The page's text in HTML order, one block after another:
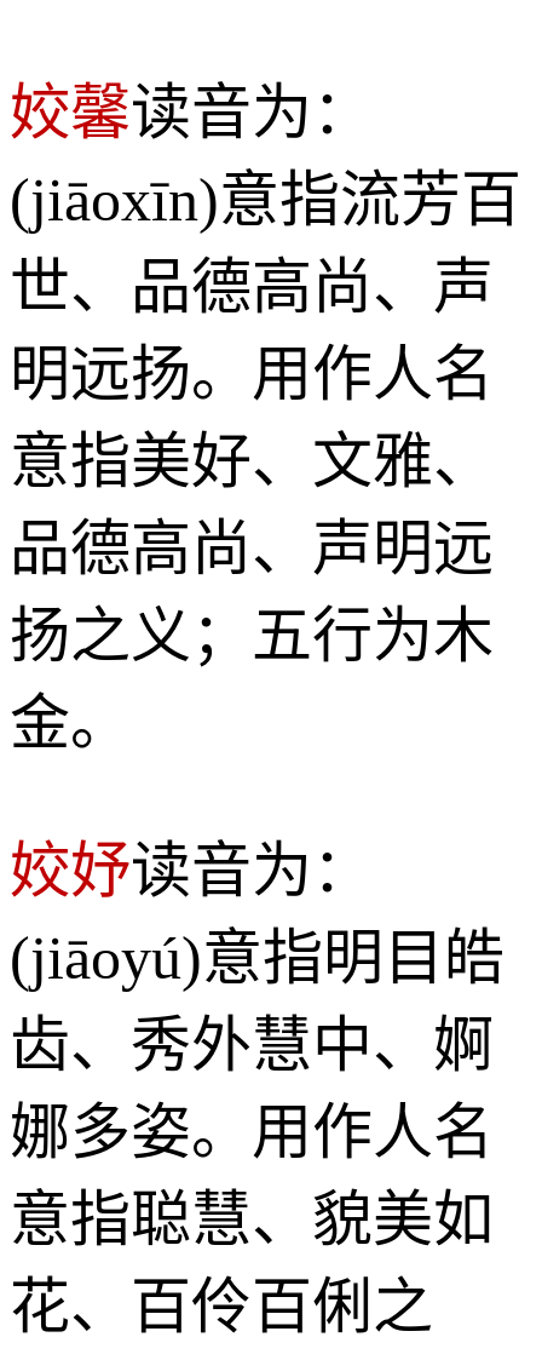
姣馨读音为：
(jiāoxīn)意指流芳百
世、品德高尚、声
明远扬。用作人名
意指美好、文雅、
品德高尚、声明远
扬之义；五行为木
金。
姣妤读音为：
(jiāoyú)意指明目皓
齿、秀外慧中、婀
娜多姿。用作人名
意指聪慧、貌美如
花、百伶百俐之